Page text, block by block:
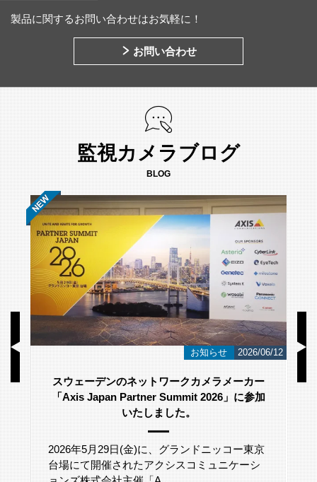
製品に関するお問い合わせはお気軽に！
お問い合わせ
監視カメラブログ
BLOG
23 お知らせ 2026/06/12
スウェーデンのネットワークカメラメーカー
「Axis Japan Partner Summit 2026」に参加
いたしました。
2026年5月29日(金)に、グランドニッコー東京
台場にて開催されたアクシスコミュニケーシ